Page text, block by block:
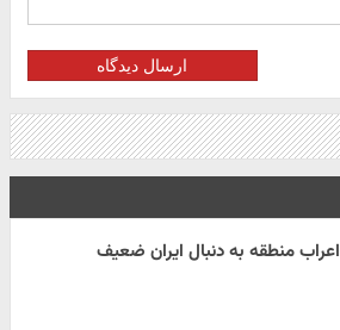
ارسال دیدگاه
اعراب منطقه به دنبال ایران ضعیف